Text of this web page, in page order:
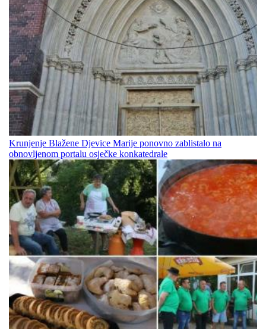
Krunjenje Blažene Djevice Marije ponovno zablistalo na
obnovljenom portalu osječke konkatedrale